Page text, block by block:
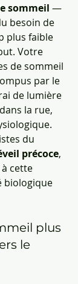
sommeil —
besoin de
plus faible
Votre
de sommeil
par le
de lumière
la rue,
du
précoce,
cette
biologique
plus
le